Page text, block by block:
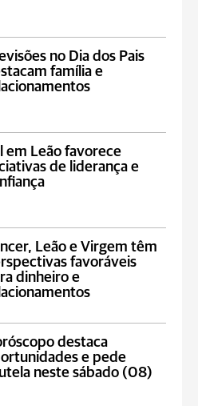
no Dia dos Pais
família e
em Leão favorece
de liderança e
Leão e Virgem têm
favoráveis
dinheiro e
destaca
e pede
neste sábado (08)